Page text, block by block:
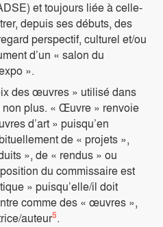
et toujours liée à celle-
depuis ses débuts, des
perspectif, culturel et/ou
d’un « salon du
».
des œuvres » utilisé dans
non plus. « Œuvre » renvoie
d’art » puisqu’en
de « projets »,
», de « rendus » ou
du commissaire est
» puisqu’elle/il doit
comme des « œuvres »,
auteur5.